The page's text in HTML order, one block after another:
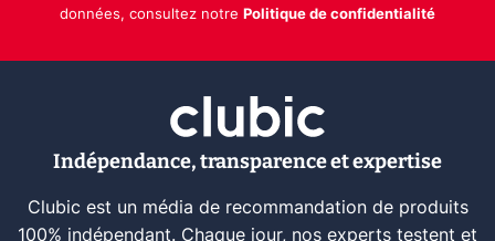
données, consultez notre Politique de confidentialité
Indépendance, transparence et expertise
Clubic est un média de recommandation de produits
100% indépendant. Chaque jour, nos experts testent et